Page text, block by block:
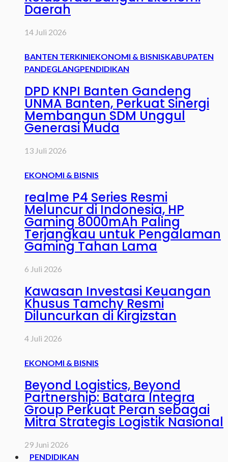
Daerah
14 Juli 2026
BANTEN TERKINIEKONOMI & BISNISKABUPATEN
PANDEGLANGPENDIDIKAN
DPD KNPI Banten Gandeng
UNMA Banten, Perkuat Sinergi
Membangun SDM Unggul
Generasi Muda
13 Juli 2026
EKONOMI & BISNIS
realme P4 Series Resmi
Meluncur di Indonesia, HP
Gaming 8000mAh Paling
Terjangkau untuk Pengalaman
Gaming Tahan Lama
6 Juli 2026
Kawasan Investasi Keuangan
Khusus Tamchy Resmi
Diluncurkan di Kirgizstan
4 Juli 2026
EKONOMI & BISNIS
Beyond Logistics, Beyond
Partnership: Batara Integra
Group Perkuat Peran sebagai
Mitra Strategis Logistik Nasional
29 Juni 2026
PENDIDIKAN